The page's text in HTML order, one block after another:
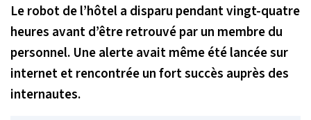
Le robot de l’hôtel a disparu pendant vingt-quatre
heures avant d’être retrouvé par un membre du
personnel. Une alerte avait même été lancée sur
internet et rencontrée un fort succès auprès des
internautes.